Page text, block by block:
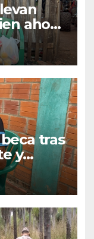
ahora
tras
y
para